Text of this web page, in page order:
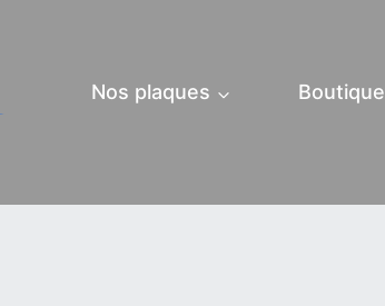
Nos plaques Boutique